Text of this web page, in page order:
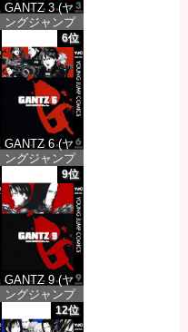
GANTZ 3 (ヤ
ングジャンプ
コミックス
DIGITAL)
価格：¥100
6位
GANTZ 6 (ヤ
ングジャンプ
コミックス
DIGITAL)
価格：¥100
9位
GANTZ 9 (ヤ
ングジャンプ
コミックス
DIGITAL)
12位